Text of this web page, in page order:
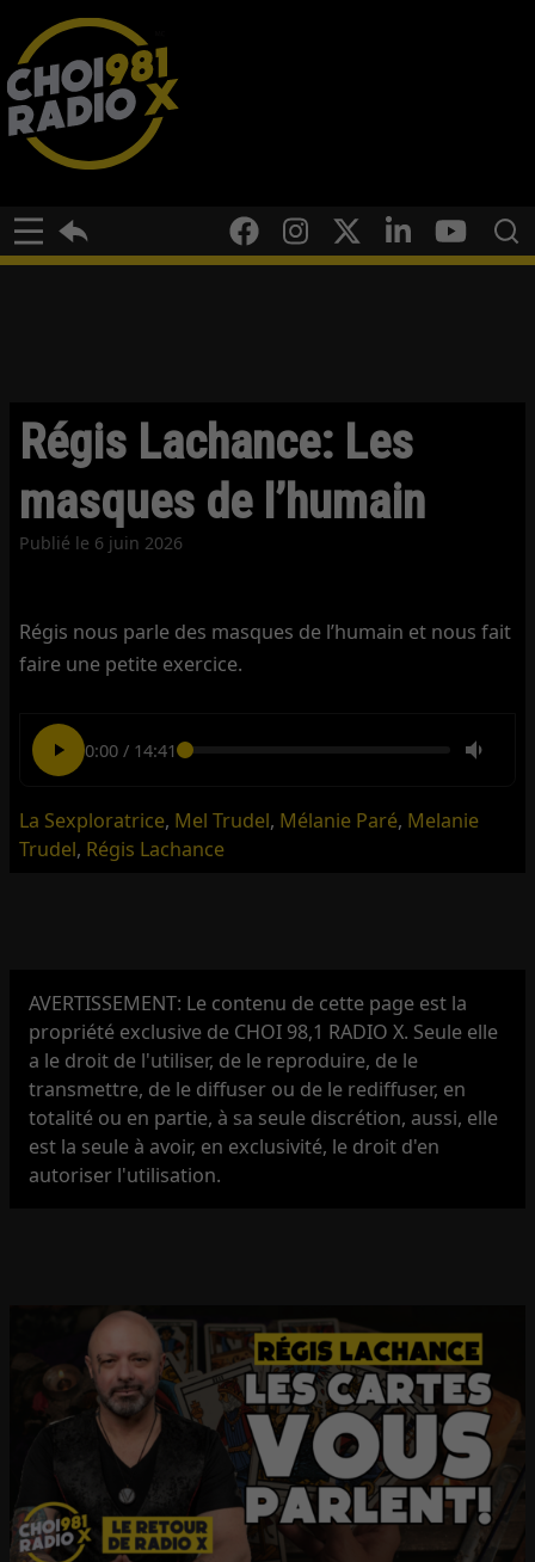
Régis Lachance: Les
masques de l’humain
Publié le 6 juin 2026
Régis nous parle des masques de l’humain et nous fait
faire une petite exercice.
0:00/ 14:41
La Sexploratrice, Mel Trudel, Mélanie Paré, Melanie
Trudel, Régis Lachance
AVERTISSEMENT: Le contenu de cette page est la
propriété exclusive de CHOI 98,1 RADIO X. Seule elle
a le droit de l'utiliser, de le reproduire, de le
transmettre, de le diffuser ou de le rediffuser, en
totalité ou en partie, à sa seule discrétion, aussi, elle
est la seule à avoir, en exclusivité, le droit d'en
autoriser l'utilisation.